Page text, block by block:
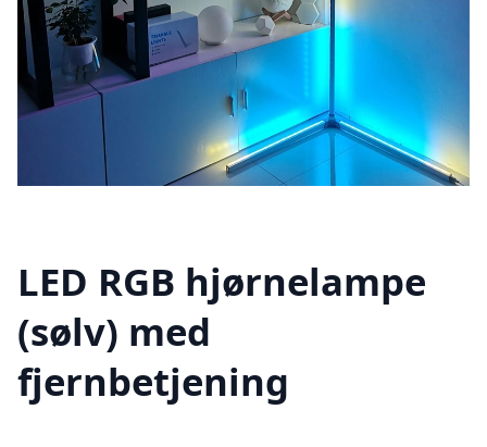
LED RGB hjørnelampe
(sølv) med
fjernbetjening